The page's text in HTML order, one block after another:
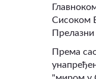
Сисоком
Према